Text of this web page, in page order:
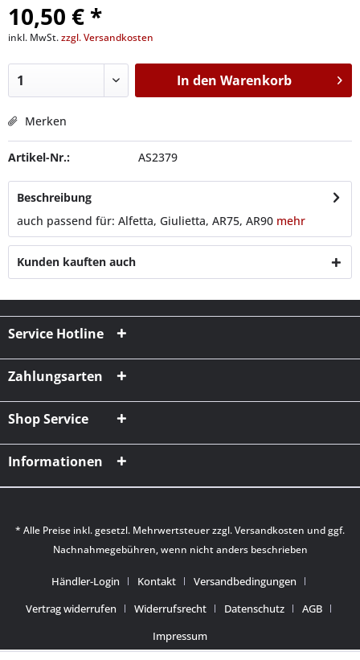
10,50 € *
inkl. MwSt.zzgl. Versandkosten
In den Warenkorb
Merken
Artikel-Nr.: AS2379
Beschreibung
auch passend für: Alfetta, Giulietta, AR75, AR90 mehr
Kunden kauften auch
Service Hotline
Zahlungsarten
Shop Service
Informationen
* Alle Preise inkl. gesetzl. Mehrwertsteuer zzgl.Versandkosten und ggf.
Nachnahmegebühren, wenn nicht anders beschrieben
Händler-Login Kontakt
Versandbedingungen
Vertrag widerrufen
Widerrufsrecht Datenschutz
AGB
Impressum